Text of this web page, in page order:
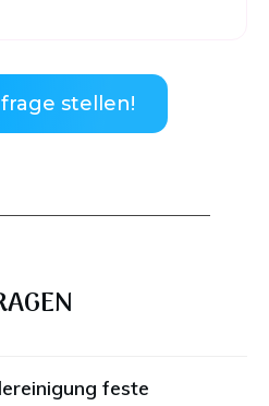
stellen!
feste